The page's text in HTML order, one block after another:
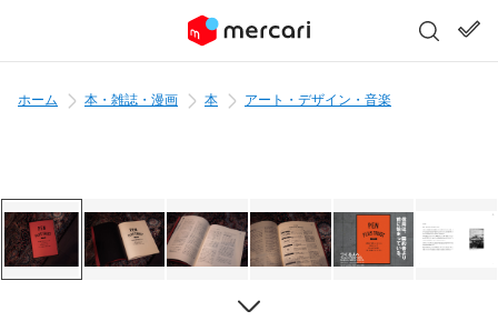
ホーム 本・雑誌・漫画 本 アート・デザイン・音楽